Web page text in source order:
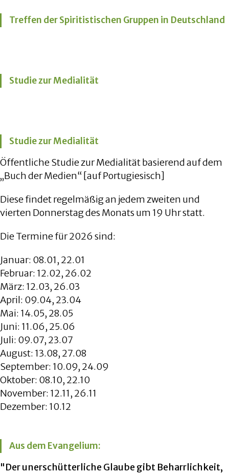
Treffen der Spiritistischen Gruppen in Deutschland
Studie zur Medialität
Studie zur Medialität
Öffentliche Studie zur Medialität basierend auf dem
„Buch der Medien“ [auf Portugiesisch]
Diese findet regelmäßig an jedem zweiten und
vierten Donnerstag des Monats um 19 Uhr statt.
Die Termine für 2026 sind:
Januar: 08.01, 22.01
Februar: 12.02, 26.02
März: 12.03, 26.03
April: 09.04, 23.04
Mai: 14.05, 28.05
Juni: 11.06, 25.06
Juli: 09.07, 23.07
August: 13.08, 27.08
September: 10.09, 24.09
Oktober: 08.10, 22.10
November: 12.11, 26.11
Dezember: 10.12
Aus dem Evangelium:
"Der unerschütterliche Glaube gibt Beharrlichkeit,